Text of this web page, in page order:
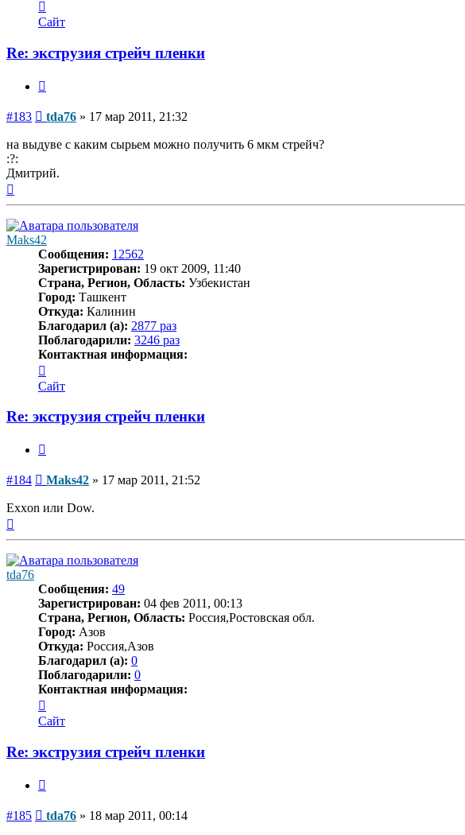
информация
пользователя
Сайт
Re: экструзия стрейч пленки
#183 Сообщение
tda76 » 17 мар 2011, 21:32
на выдуве с каким сырьем можно получить 6 мкм стрейч?
:?:
Дмитрий.
Maks42
Сообщения: 12562
Зарегистрирован: 19 окт 2009, 11:40
Страна, Регион, Область: Узбекистан
Город: Ташкент
Откуда: Калинин
Благодарил (а): 2877 раз
Поблагодарили: 3246 раз
Контактная информация:
информация
пользователя
Сайт
Re: экструзия стрейч пленки
#184 Сообщение
Maks42 » 17 мар 2011, 21:52
Exxon или Dow.
tda76
Сообщения: 49
Зарегистрирован: 04 фев 2011, 00:13
Страна, Регион, Область: Россия,Ростовская обл.
Город: Азов
Откуда: Россия,Азов
Благодарил (а): 0
Поблагодарили: 0
Контактная информация:
информация
пользователя
Сайт
Re: экструзия стрейч пленки
#185 Сообщение
tda76 » 18 мар 2011, 00:14